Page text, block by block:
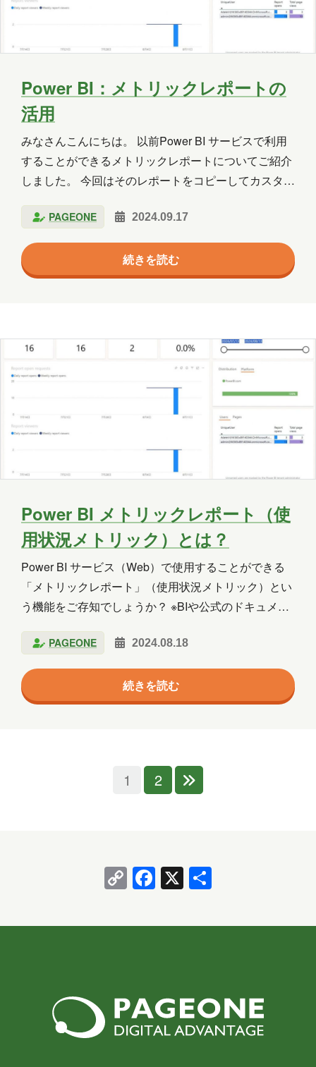
Power BI：メトリックレポートの
活用
みなさんこんにちは。 以前Power BI サービスで利用
することができるメトリックレポートについてご紹介
しました。 今回はそのレポートをコピーしてカスタマ
ら メトリックレポートのコピー まずメトリックレポ
ートを編集できるようにするためにコピーを行いま
す。 メトリックレポートを開いたら、 [ファイル] タブ
から [コピーを保存] をクリックします。 任意の名前で
ダッシュボードを作成することができます。 [Report
PAGEONE 2024.09.17
続きを読む
Power BI メトリックレポート（使
用状況メトリック）とは？
Power BI サービス（Web）で使用することができる
「メトリックレポート」（使用状況メトリック）とい
う機能をご存知でしょうか？ ※BIや公式のドキュメン
ク」で表記ゆれがありますが、本記事では、以降「メ
トリックレポート」で統一します。 「メトリックレポ
ート」はPower BI Pro以上のライセンスを持っている
場合に使用できる機能で、共有ワークスペースにある
に箇条書きにします。 ・レポートのアクセス数 ・レ
ポートのページ閲覧数 ・レポートを開く…
PAGEONE 2024.08.18
続きを読む
1 2
Copy
Link
Facebook
X